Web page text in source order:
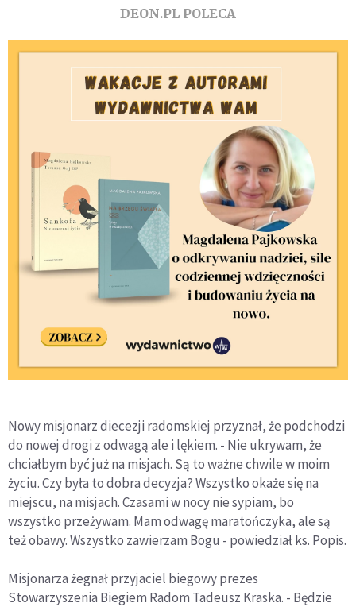
DEON.PL POLECA
Nowy misjonarz diecezji radomskiej przyznał, że podchodzi
do nowej drogi z odwagą ale i lękiem. - Nie ukrywam, że
chciałbym być już na misjach. Są to ważne chwile w moim
życiu. Czy była to dobra decyzja? Wszystko okaże się na
miejscu, na misjach. Czasami w nocy nie sypiam, bo
wszystko przeżywam. Mam odwagę maratończyka, ale są
też obawy. Wszystko zawierzam Bogu - powiedział ks. Popis.
Misjonarza żegnał przyjaciel biegowy prezes
Stowarzyszenia Biegiem Radom Tadeusz Kraska. - Będzie